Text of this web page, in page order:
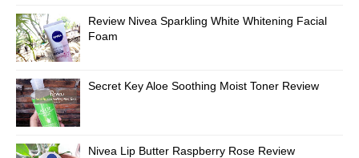
Review Nivea Sparkling White Whitening Facial
Foam
Secret Key Aloe Soothing Moist Toner Review
Nivea Lip Butter Raspberry Rose Review